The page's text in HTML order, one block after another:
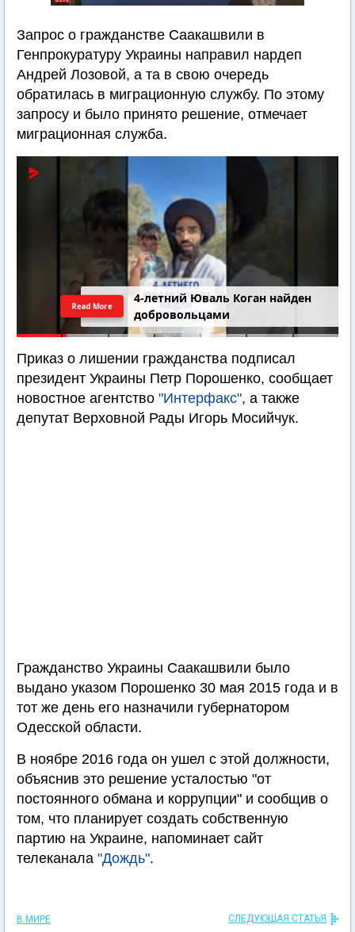
Запрос о гражданстве Саакашвили в
Генпрокуратуру Украины направил нардеп
Андрей Лозовой, а та в свою очередь
обратилась в миграционную службу. По этому
запросу и было принято решение, отмечает
миграционная служба.
4-летний Юваль Коган найден
добровольцами
Read More
Приказ о лишении гражданства подписал
президент Украины Петр Порошенко, сообщает
новостное агентство "Интерфакс", а также
депутат Верховной Рады Игорь Мосийчук.
Гражданство Украины Саакашвили было
выдано указом Порошенко 30 мая 2015 года и в
тот же день его назначили губернатором
Одесской области.
В ноябре 2016 года он ушел с этой должности,
объяснив это решение усталостью "от
постоянного обмана и коррупции" и сообщив о
том, что планирует создать собственную
партию на Украине, напоминает сайт
телеканала "Дождь".
В МИРЕ СЛЕДУЮЩАЯ СТАТЬЯ